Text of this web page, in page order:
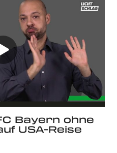
Bayern ohne
USA-Reise